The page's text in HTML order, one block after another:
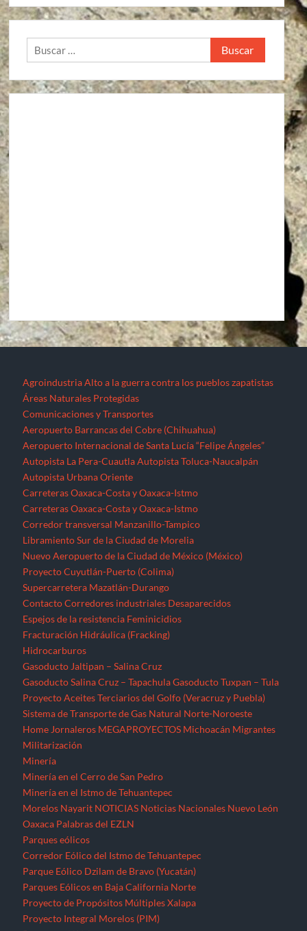
Buscar:
Agroindustria Alto a la guerra contra los pueblos zapatistas
Áreas Naturales Protegidas
Comunicaciones y Transportes
Aeropuerto Barrancas del Cobre (Chihuahua)
Aeropuerto Internacional de Santa Lucía “Felipe Ángeles”
Autopista La Pera-Cuautla Autopista Toluca-Naucalpán
Autopista Urbana Oriente
Carreteras Oaxaca-Costa y Oaxaca-Istmo
Carreteras Oaxaca-Costa y Oaxaca-Istmo
Corredor transversal Manzanillo-Tampico
Libramiento Sur de la Ciudad de Morelia
Nuevo Aeropuerto de la Ciudad de México (México)
Proyecto Cuyutlán-Puerto (Colima)
Supercarretera Mazatlán-Durango
Contacto Corredores industriales Desaparecidos
Espejos de la resistencia Feminicidios
Fracturación Hidráulica (Fracking)
Hidrocarburos
Gasoducto Jaltipan – Salina Cruz
Gasoducto Salina Cruz – Tapachula Gasoducto Tuxpan – Tula
Proyecto Aceites Terciarios del Golfo (Veracruz y Puebla)
Sistema de Transporte de Gas Natural Norte-Noroeste
Home Jornaleros MEGAPROYECTOS Michoacán Migrantes
Militarización
Minería
Minería en el Cerro de San Pedro
Minería en el Istmo de Tehuantepec
Morelos Nayarit NOTICIAS Noticias Nacionales Nuevo León
Oaxaca Palabras del EZLN
Parques eólicos
Corredor Eólico del Istmo de Tehuantepec
Parque Eólico Dzilam de Bravo (Yucatán)
Parques Eólicos en Baja California Norte
Proyecto de Propósitos Múltiples Xalapa
Proyecto Integral Morelos (PIM)